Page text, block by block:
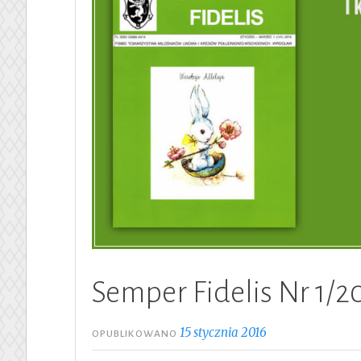
Semper Fidelis Nr 1/
OPUBLIKOWANO15 stycznia 2016